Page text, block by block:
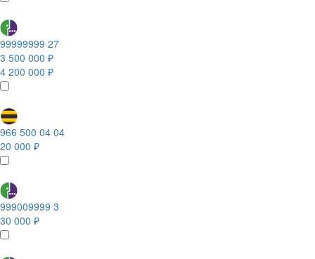
99999999 27
3 500 000 ₽
4 200 000 ₽
966 500 04 04
20 000 ₽
999009999 3
30 000 ₽